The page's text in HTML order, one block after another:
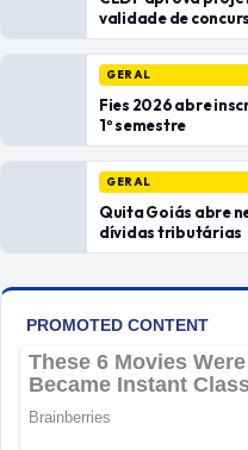
validade de
GERAL
Fies 2026 abre
1º semestre
GERAL
Quita Goiás abre
dívidas tributárias